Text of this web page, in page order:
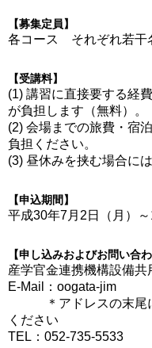
【募集定員】
各コース それぞれ若干
【受講料】
(1) 講習に直接要する経
が負担します（無料）。
(2) 会場までの旅費・宿
負担ください。
(3) 昼休みを挟む場合に
【申込期間】
平成30年7月2日（月）～
【申し込みおよびお問い合わ
産学官金連携機構設備
E-Mail：oogata-jim
＊アドレスの末尾に
ください
TEL：052-735-5533